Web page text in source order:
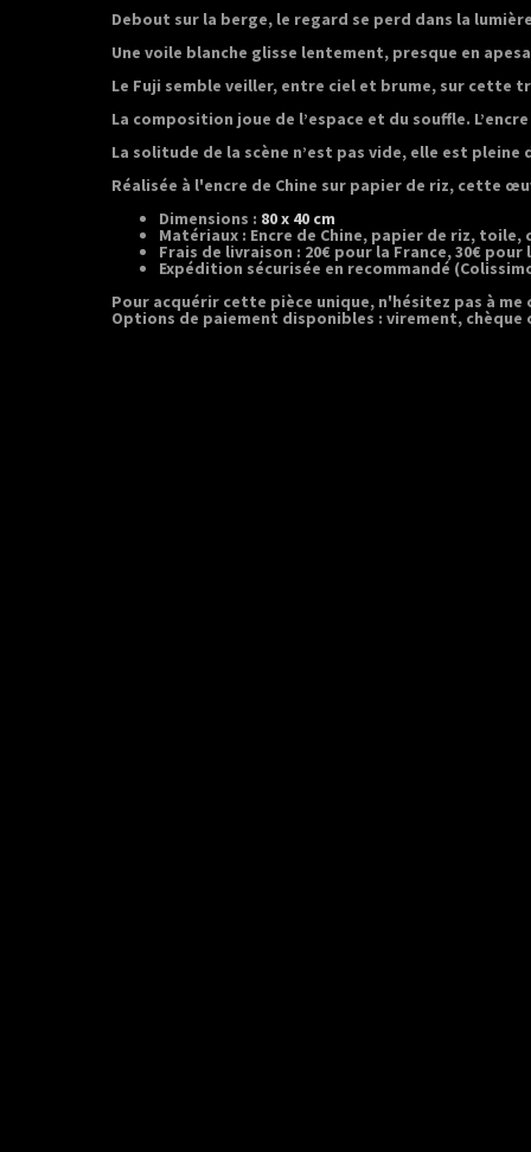
Debout sur la berge, le regard se perd dans la
Une voile blanche glisse lentement, presque en
Le Fuji semble veiller, entre ciel et brume, sur cette
La composition joue de l’espace et du souffle.
La solitude de la scène n’est pas vide, elle est
Réalisée à l'encre de Chine sur papier de riz, cette
Dimensions : 80 x 40 cm
Matériaux : Encre de Chine, papier de riz, toile,
Frais de livraison : 20€ pour la France, 30€ pour
Expédition sécurisée en recommandé
Pour acquérir cette pièce unique, n'hésitez pas à
Options de paiement disponibles : virement, chèque